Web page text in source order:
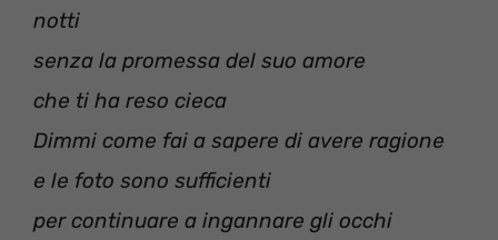
notti
senza la promessa del suo amore
che ti ha reso cieca
Dimmi come fai a sapere di avere ragione
e le foto sono sufficienti
per continuare a ingannare gli occhi